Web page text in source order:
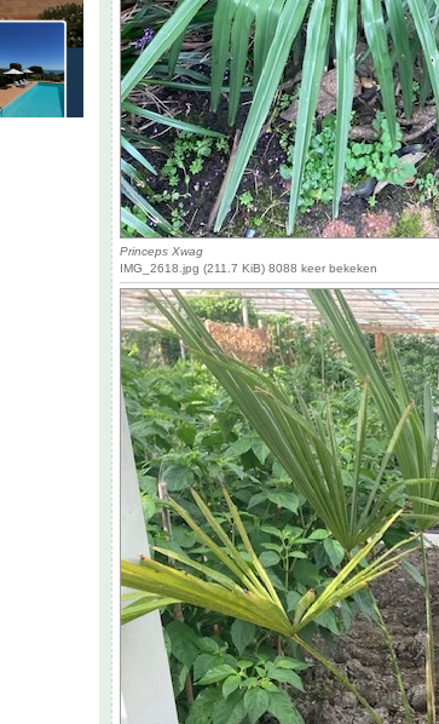
Princeps Xwag
IMG_2618.jpg (211.7 KiB) 8088 keer bekeken